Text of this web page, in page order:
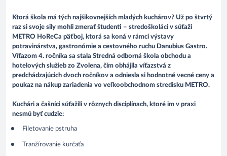
Ktorá škola má tých najšikovnejších mladých kuchárov? Už po štvrtý
raz si svoje sily mohli zmerať študenti – stredoškoláci v súťaži
METRO HoReCa päťboj, ktorá sa koná v rámci výstavy
potravinárstva, gastronómie a cestovného ruchu Danubius Gastro.
Víťazom 4. ročníka sa stala Stredná odborná škola obchodu a
hotelových služieb zo Zvolena, čím obhájila víťazstvá z
predchádzajúcich dvoch ročníkov a odniesla si hodnotné vecné ceny a
poukaz na nákup zariadenia vo veľkoobchodnom stredisku METRO.
Kuchári a čašníci súťažili v rôznych disciplínach, ktoré im v praxi
nesmú byť cudzie:
Filetovanie pstruha
Tranžírovanie kurčaťa